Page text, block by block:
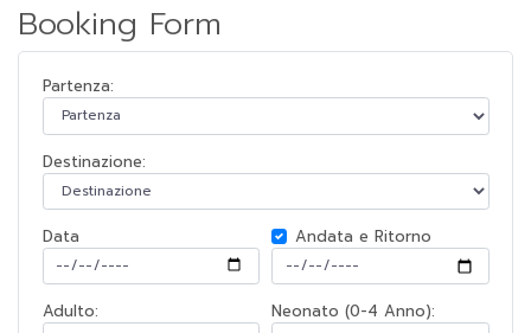
Booking Form
Partenza:
Destinazione:
Data Andata e Ritorno
Adulto: Neonato (0-4 Anno):